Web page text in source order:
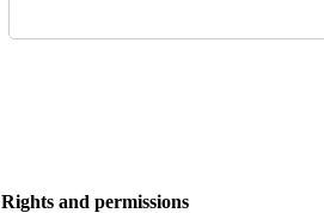
Rights and permissions